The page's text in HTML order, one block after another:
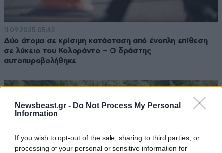
Newsbeast.gr - Do Not Process My Personal
Information
If you wish to opt-out of the sale, sharing to third parties, or
processing of your personal or sensitive information for
11·09·2025 05:43
Δύο άτομα σε κρίσιμη κατάσταση από ένοπλη επίθεση
σε λύκειο του Κολοράντο – Ο δράστης
αυτοπυροβολήθηκε